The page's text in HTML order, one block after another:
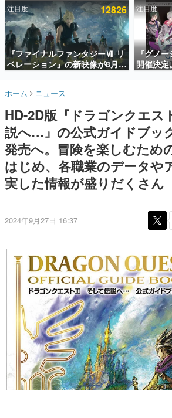
連載・特集一覧
殿堂入り記事
SNS拡散数が数千以上！ ページ
ど。多くの人々に読まれた、電
事をまとめました。
名作ゲームクリエイターの方々に
きます。
赫本
この物語を解いてはいけない。『
の形をした短編ホラー小説集です
新世代に訊く
これからのデジタルゲーム市場を
ゲーム世代の作家たち
ゲームに多大な影響を受けた作
画です。
日本モバイルゲーム産業史
日本のモバイルゲーム史におけ
ルを網羅するほか、開発者への
解説を掲載。約20年の歴史が一
若ゲのいたり〜ゲームクリ
『うつヌケ』『ペンと箸』等で
一先生によるゲーム業界レポー
なんでゲームは面白い？
ゲーム開発者・hamatsu氏がゲ
具体的な形から解き明かしてい
ガレーベル「ビビビコミック」
にて特別話が掲載スタート、あ
のお話には…まだ続きがある！
薬物の使
て、
注目度 12826
『ファイナルファンタジーⅦ リ
ベレーション』の新映像が8月
26日早朝に公開へ。『FF7』リ
「gamescom」のオープニング
の浜口直樹氏が登壇する予定
注目度
『グノ
開催決
プトに、
ホーム ニュース
HD-2D版『ドラゴンクエ
説へ…』の公式ガイドブッ
発売へ。冒険を楽しむため
はじめ、各職業のデータや
実した情報が盛りだくさん
2024年9月27日 16:37